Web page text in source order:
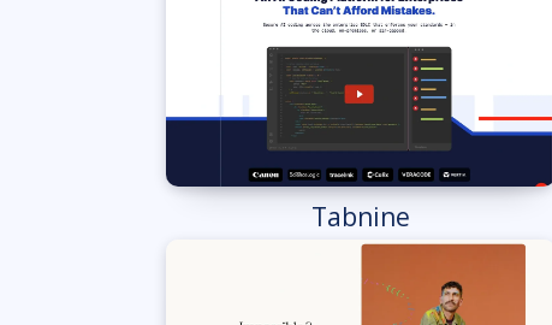
Tabnine